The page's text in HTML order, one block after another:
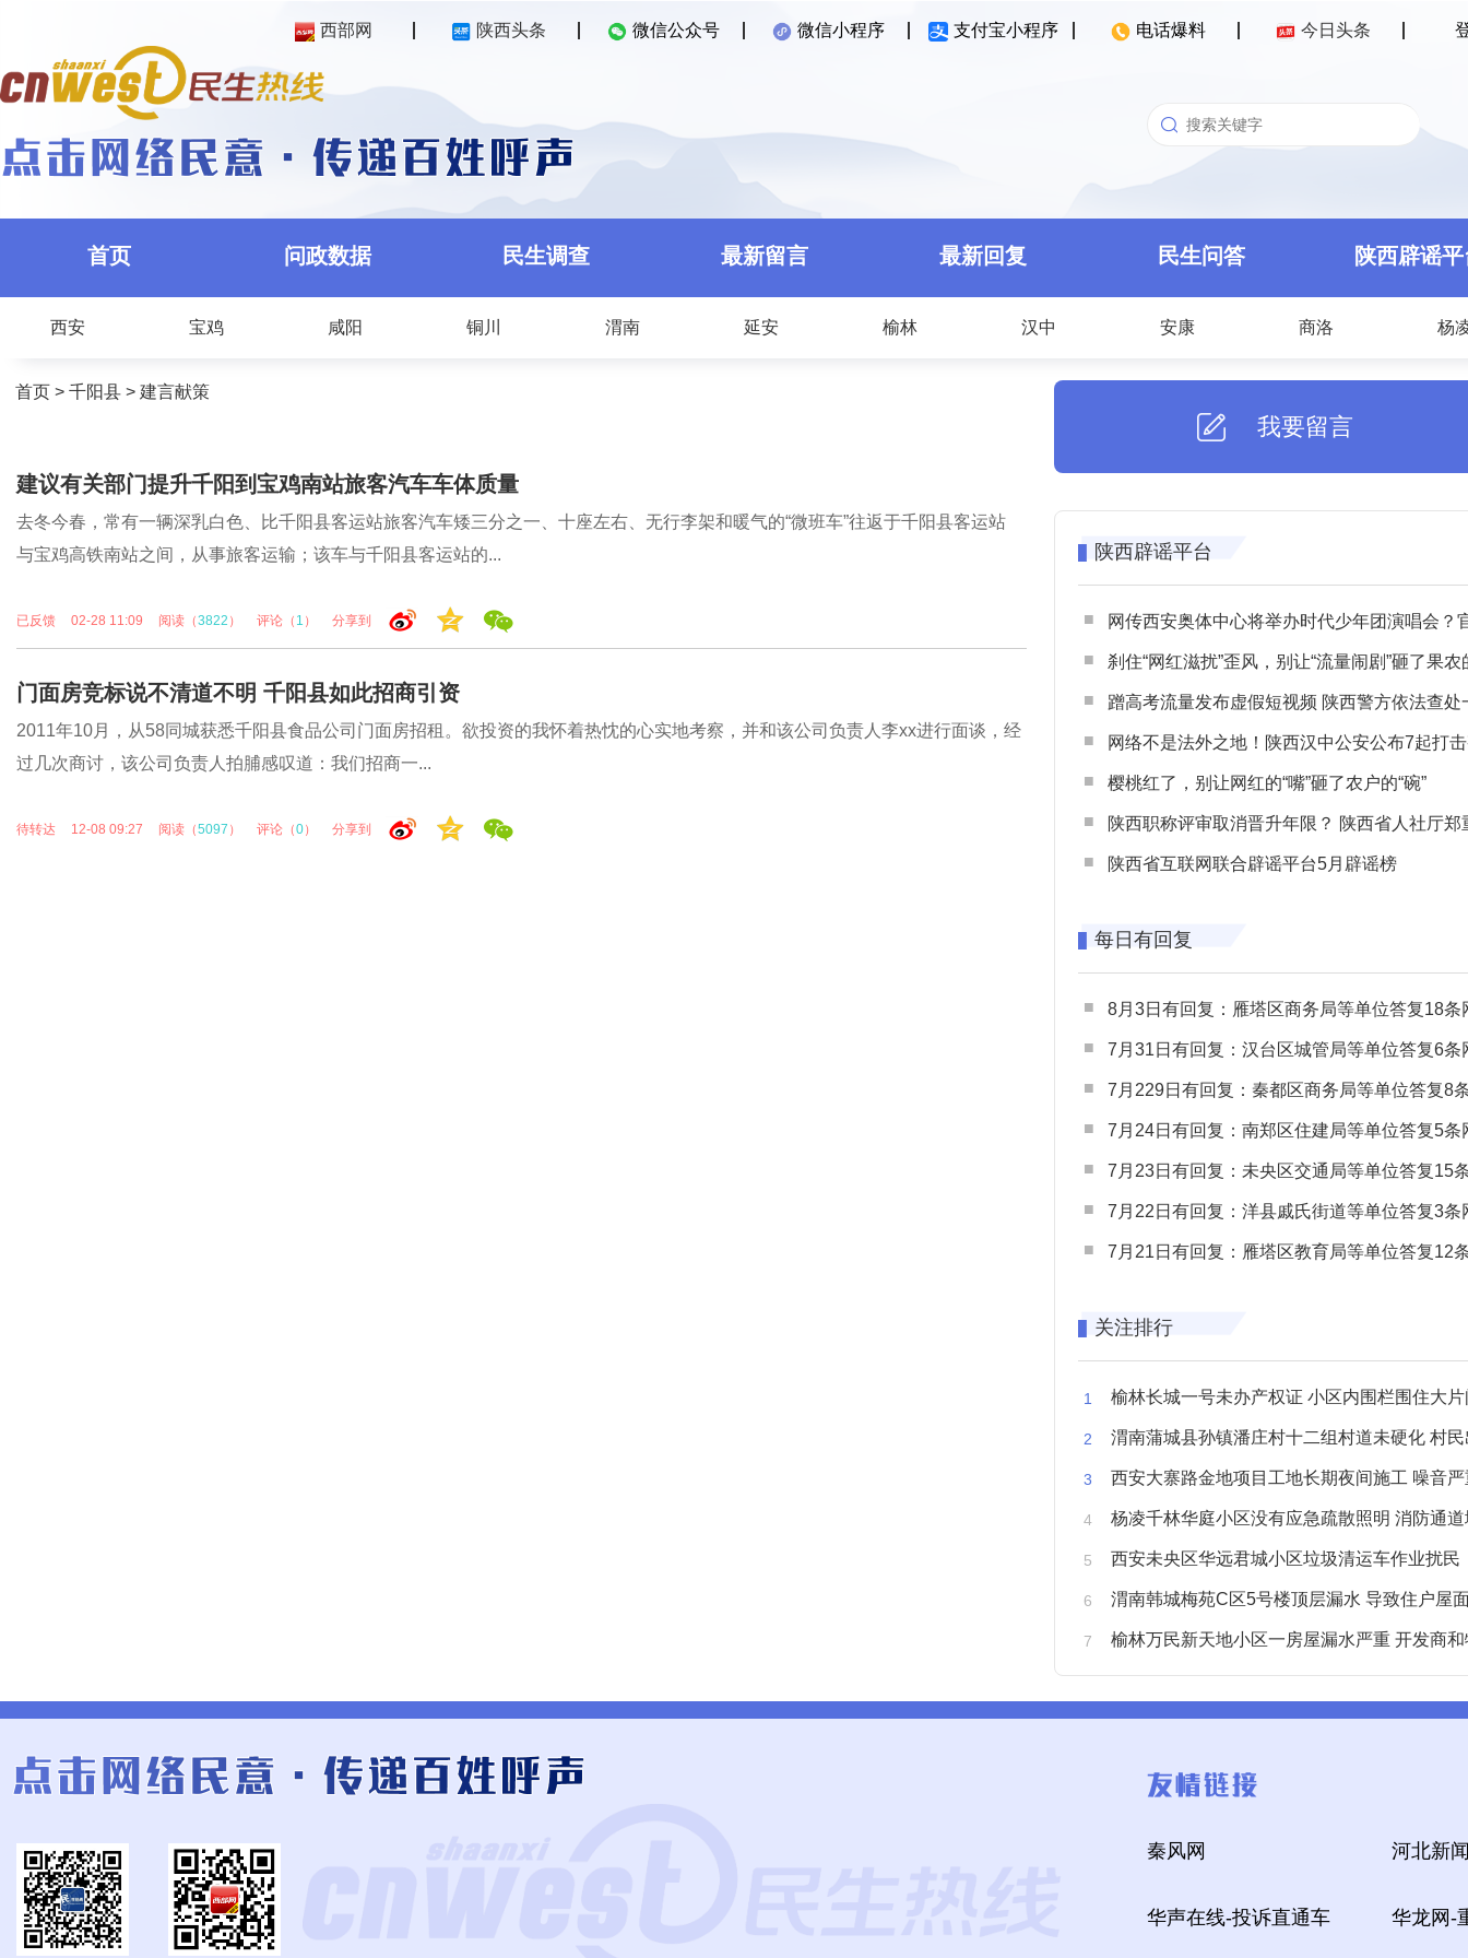
西部网 陕西头条 微信公众号 微信小程序 支付宝小程序 电话爆料 今日头条
首页 问政数据 民生调查 最新留言 最新回复 民生问答 陕西辟谣
西安 宝鸡 咸阳 铜川 渭南 延安 榆林 汉中 安康 商洛 杨
首页 > 千阳县 > 建言献策
建议有关部门提升千阳到宝鸡南站旅客汽车车体质量
去冬今春，常有一辆深乳白色、比千阳县客运站旅客汽车矮三分之一、十座左右、无行李架和暖气的“微班车”往返于千阳县客运站
与宝鸡高铁南站之间，从事旅客运输；该车与千阳县客运站的...
已反馈 02-28 11:09 阅读（3822 ） 评论（ 1 ） 分享到
门面房竞标说不清道不明 千阳县如此招商引资
2011年10月，从58同城获悉千阳县食品公司门面房招租。欲投资的我怀着热忱的心实地考察，并和该公司负责人李xx进行面谈，经
过几次商讨，该公司负责人拍脯感叹道：我们招商一...
待转达 12-08 09:27 阅读（5097 ） 评论（0） 分享到
我要留言
陕西辟谣平台
网传西安奥体中心将举办时代少年团演唱会？官方回应：纯
刹住“网红滋扰”歪风，别让“流量闹剧”砸了果农
蹭高考流量发布虚假短视频 陕西警方依法查处一起涉高考网络
网络不是法外之地！陕西汉中公安公布7起打击整治网谣网暴典型
樱桃红了，别让网红的“嘴”砸了农户的“碗”
陕西职称评审取消晋升年限？ 陕西省人社厅郑重声明 谨防职称评审不实言
陕西省互联网联合辟谣平台5月辟谣榜
每日有回复
8月3日有回复：雁塔区商务局等单位答复18条网民
7月31日有回复：汉台区城管局等单位答复6条网民
7月229日有回复：秦都区商务局等单位答复8条网民
7月24日有回复：南郑区住建局等单位答复5条网民
7月23日有回复：未央区交通局等单位答复15条网民
7月22日有回复：洋县戚氏街道等单位答复3条网民
7月21日有回复：雁塔区教育局等单位答复12条网民
关注排行
榆林长城一号未办产权证 小区内围栏围住大片闲置
渭南蒲城县孙镇潘庄村十二组村道未硬化 村民出
西安大寨路金地项目工地长期夜间施工 噪音严重
杨凌千林华庭小区没有应急疏散照明 消防通
西安未央区华远君城小区垃圾清运车作业扰民
渭南韩城梅苑C区5号楼顶层漏水 导致住户屋面被
榆林万民新天地小区一房屋漏水严重 开发商和物业不予
秦风网 河北新
华声在线-投诉直通车 华龙网-